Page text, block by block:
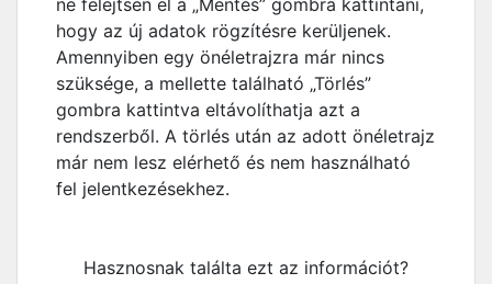
ne felejtsen el a „Mentés” gombra kattintani,
hogy az új adatok rögzítésre kerüljenek.
Amennyiben egy önéletrajzra már nincs
szüksége, a mellette található „Törlés”
gombra kattintva eltávolíthatja azt a
rendszerből. A törlés után az adott önéletrajz
már nem lesz elérhető és nem használható
fel jelentkezésekhez.
Hasznosnak találta ezt az információt?